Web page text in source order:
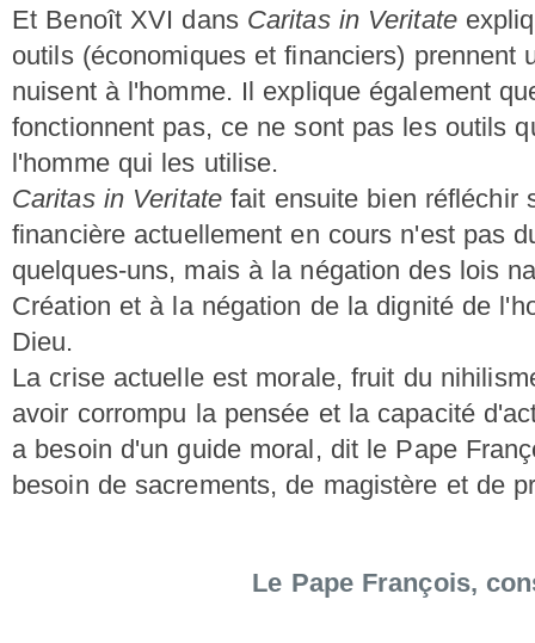
Et Benoît XVI dans Caritas in Veritate
outils (économiques et financiers) prennent
nuisent à l'homme. Il explique également
fonctionnent pas, ce ne sont pas les outils
l'homme qui les utilise.
Caritas in Veritatefait ensuite bien réfléchir
financière actuellement en cours n'est pas
quelques-uns, mais à la négation des lois
Création et à la négation de la dignité de
Dieu.
La crise actuelle est morale, fruit du
avoir corrompu la pensée et la capacité
a besoin d'un guide moral, dit le Pape
besoin de sacrements, de magistère et de
Le Pape François,